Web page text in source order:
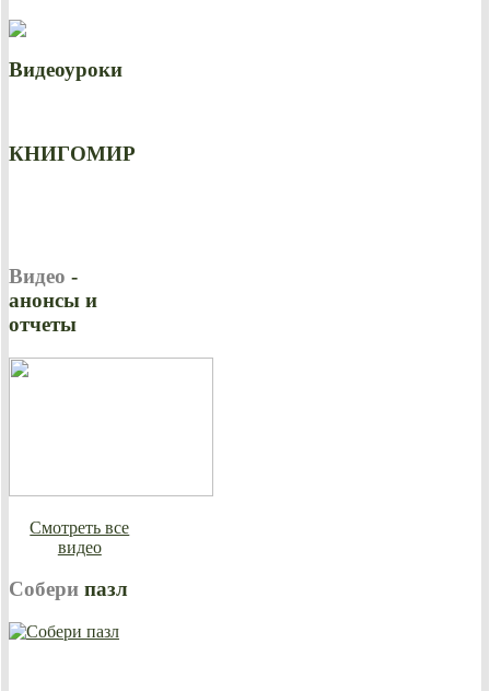
Видеоуроки
КНИГОМИР
Видео -
анонсы и
отчеты
Смотреть все
видео
Собери пазл